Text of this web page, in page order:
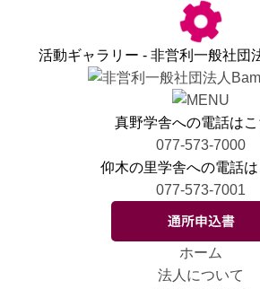
活動ギャラリー - 非営利一般社団
真野学舎への電話はこ
077-573-7000
仰木の里学舎への電話
077-573-7001
ホーム
法人について